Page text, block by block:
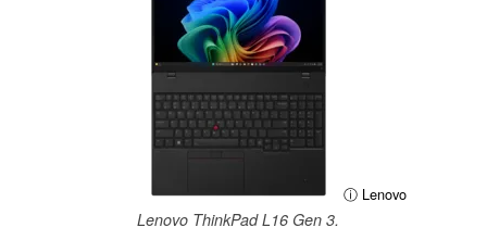
ⓘ Lenovo
Lenovo ThinkPad L16 Gen 3.